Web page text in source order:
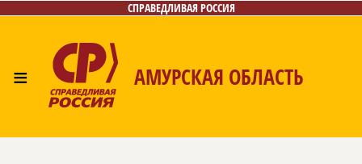
СПРАВЕДЛИВАЯ РОССИЯ
≡ АМУРСКАЯ ОБЛАСТЬ